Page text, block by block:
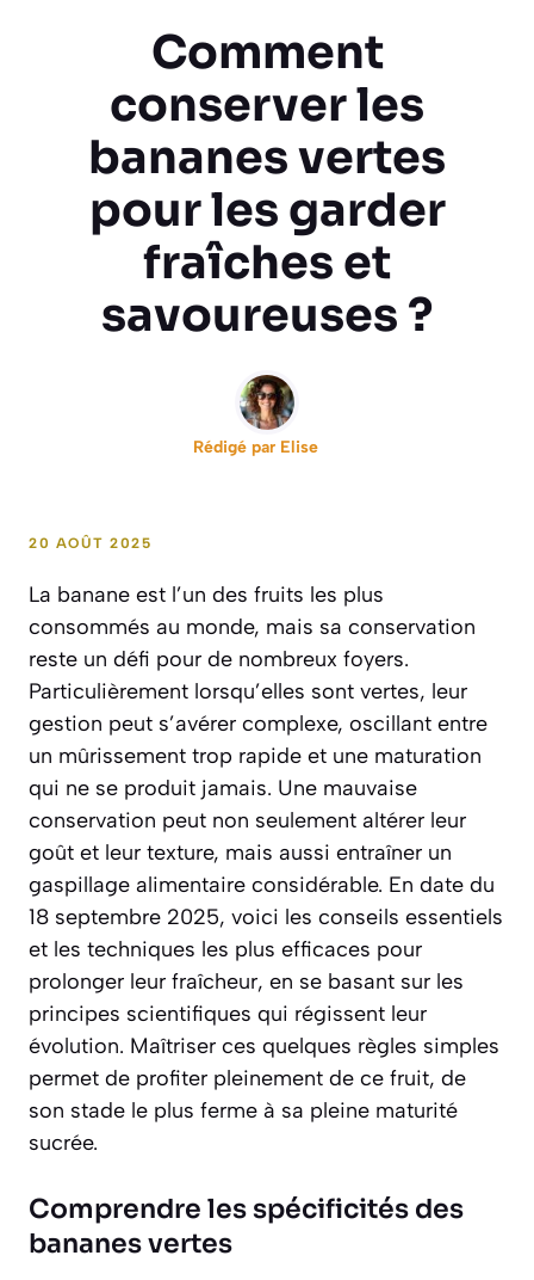
Comment
conserver les
bananes vertes
pour les garder
fraîches et
savoureuses ?
Rédigé par Elise
20 AOÛT 2025
La banane est l’un des fruits les plus
consommés au monde, mais sa conservation
reste un défi pour de nombreux foyers.
Particulièrement lorsqu’elles sont vertes, leur
gestion peut s’avérer complexe, oscillant entre
un mûrissement trop rapide et une maturation
qui ne se produit jamais. Une mauvaise
conservation peut non seulement altérer leur
goût et leur texture, mais aussi entraîner un
gaspillage alimentaire considérable. En date du
18 septembre 2025, voici les conseils essentiels
et les techniques les plus efficaces pour
prolonger leur fraîcheur, en se basant sur les
principes scientifiques qui régissent leur
évolution. Maîtriser ces quelques règles simples
permet de profiter pleinement de ce fruit, de
son stade le plus ferme à sa pleine maturité
sucrée.
Comprendre les spécificités des
bananes vertes